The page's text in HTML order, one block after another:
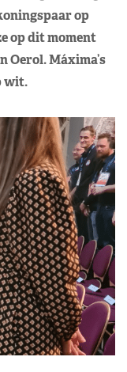
op
op dit moment
Oerol. Máxima’s
wit.